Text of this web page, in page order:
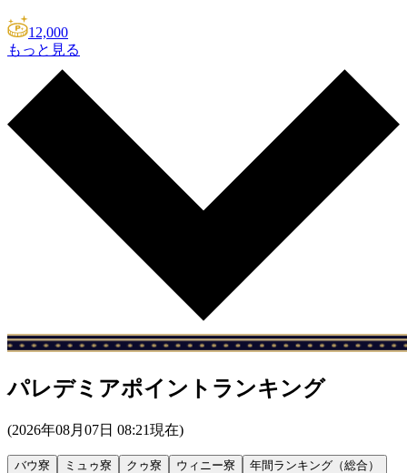
12,000
もっと見る
パレデミアポイントランキング
(2026年08月07日 08:21現在)
バウ寮 ミュゥ寮 クゥ寮 ウィニー寮
年間ランキング（総合）